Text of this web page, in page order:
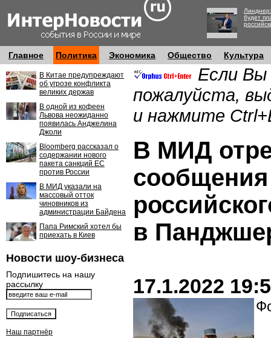
будет
Главное Политика Экономика Общество Культура
В Китае предупреждают
об угрозе конфликта
великих держав
В одной из кофеен
Львова неожиданно
появилась Анджелина
Джоли
Bloomberg рассказал о
содержании нового
пакета санкций ЕС
против России
В МИД указали на
массовый отток
чиновников из
администрации Байдена
Папа Римский хотел бы
приехать в Киев
Новости шоу-бизнеса
Подпишитесь на нашу
рассылку
Наш партнёр
Если Вы
пожалуйста,
и нажмите
В МИД
сообщения
в
17.1.2022